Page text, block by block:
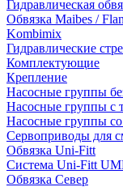
Гидравлическая
Обвязка Maibes /
Kombimix
Гидравлические
Комплектующие
Крепление
Насосные группы
Насосные группы с
Насосные группы
Сервоприводы для
Обвязка Uni-Fitt
Система Uni-Fitt
Обвязка Север